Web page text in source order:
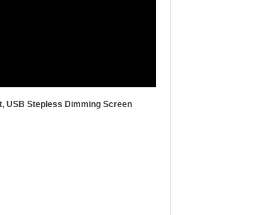
USB Stepless Dimming Screen